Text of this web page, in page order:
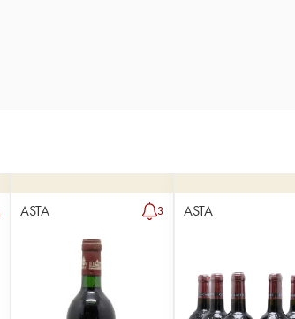
ASTA 3 ASTA